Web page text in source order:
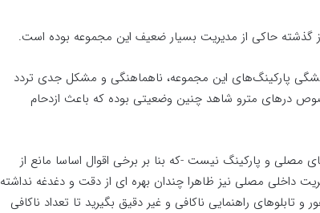
گذشته حاکی از مدیریت بسیار ضعیف این مجموعه بوده است.
پارکینگ‌های این مجموعه، ناهماهنگی و مشکل جدی تردد
درهای مترو شاهد چنین وضعیتی بوده که باعث ازدحام
مصلی و پارکینگ نیست -که بنا بر برخی اقوال اساسا مانع از
داخلی مصلی نیز ظاهرا چندان بهره ای از دقت و دغدغه نداشته
تابلوهای راهنمایی ناکافی و غیر دقیق بگیرید تا تعداد ناکافی